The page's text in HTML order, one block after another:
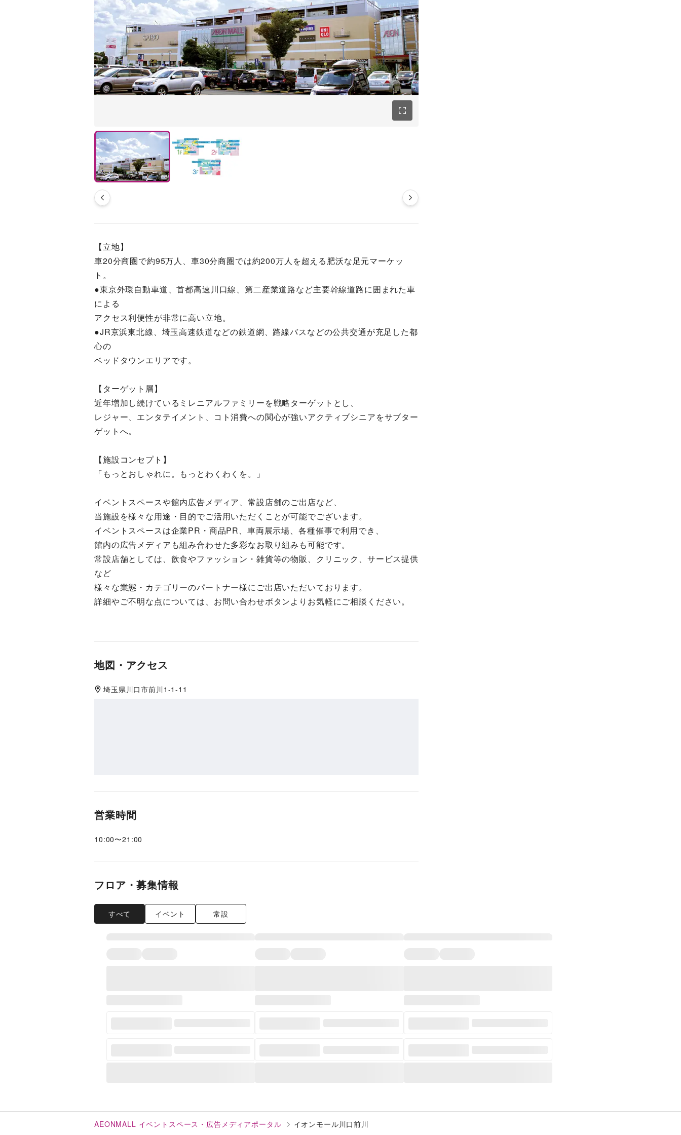
【立地】
車20分商圏で約95万人、車30分商圏では約200万人を超える肥沃な足元マーケッ
ト。
●東京外環自動車道、首都高速川口線、第二産業道路など主要幹線道路に囲まれた車
による
アクセス利便性が非常に高い立地。
●JR京浜東北線、埼玉高速鉄道などの鉄道網、路線バスなどの公共交通が充足した都
心の
ベッドタウンエリアです。
【ターゲット層】
近年増加し続けているミレニアルファミリーを戦略ターゲットとし、
レジャー、エンタテイメント、コト消費への関心が強いアクティブシニアをサブター
ゲットへ。
【施設コンセプト】
「もっとおしゃれに。もっとわくわくを。」
イベントスペースや館内広告メディア、常設店舗のご出店など、
当施設を様々な用途・目的でご活用いただくことが可能でございます。
イベントスペースは企業PR・商品PR、車両展示場、各種催事で利用でき、
館内の広告メディアも組み合わせた多彩なお取り組みも可能です。
常設店舗としては、飲食やファッション・雑貨等の物販、クリニック、サービス提供
など
様々な業態・カテゴリーのパートナー様にご出店いただいております。
詳細やご不明な点については、お問い合わせボタンよりお気軽にご相談ください。
地図・アクセス
埼玉県 川口市前川1-1-11
営業時間
10:00〜21:00
フロア・募集情報
すべて イベント 常設
AEONMALL イベントスペース・広告メディアポータル イオンモール川口前川